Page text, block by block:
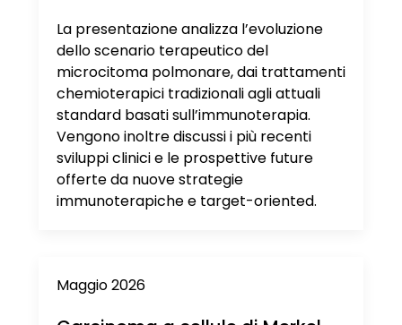
La presentazione analizza l’evoluzione
dello scenario terapeutico del
microcitoma polmonare, dai trattamenti
chemioterapici tradizionali agli attuali
standard basati sull’immunoterapia.
Vengono inoltre discussi i più recenti
sviluppi clinici e le prospettive future
offerte da nuove strategie
immunoterapiche e target-oriented.
Maggio 2026